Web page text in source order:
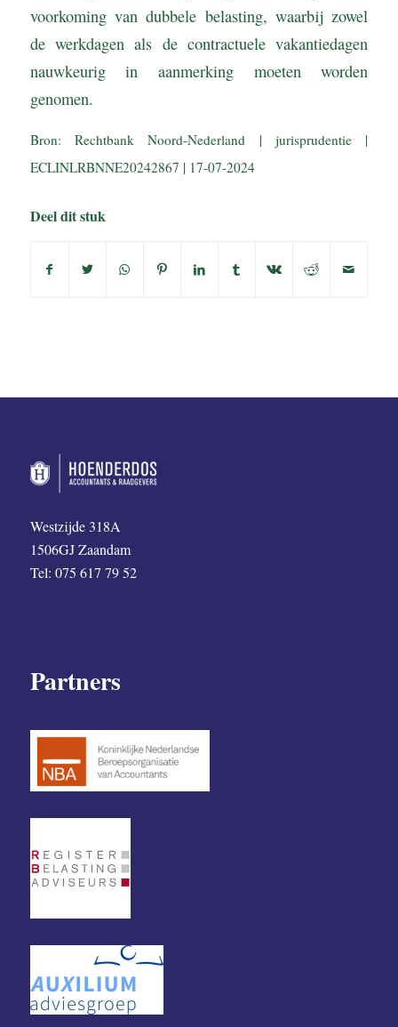
voorkoming van dubbele belasting, waarbij zowel
de werkdagen als de contractuele vakantiedagen
nauwkeurig in aanmerking moeten worden
genomen.
Bron: Rechtbank Noord-Nederland | jurisprudentie |
ECLINLRBNNE20242867 | 17-07-2024
Deel dit stuk
Westzijde 318A
1506GJ Zaandam
Tel: 075 617 79 52
Partners